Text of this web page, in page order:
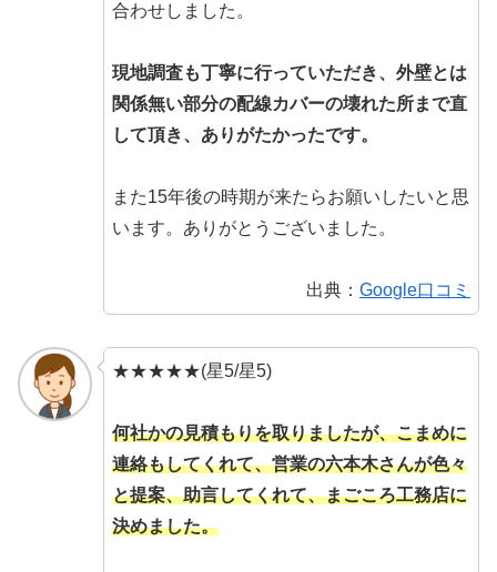
合わせしました。
現地調査も丁寧に行っていただき、外壁とは
関係無い部分の配線カバーの壊れた所まで直
して頂き、ありがたかったです。
また15年後の時期が来たらお願いしたいと思
います。ありがとうございました。
出典： Google口コミ
★★★★★(星5/星5)
何社かの見積もりを取りましたが、こまめに
連絡もしてくれて、営業の六本木さんが色々
と提案、助言してくれて、まごころ工務店に
決めました。